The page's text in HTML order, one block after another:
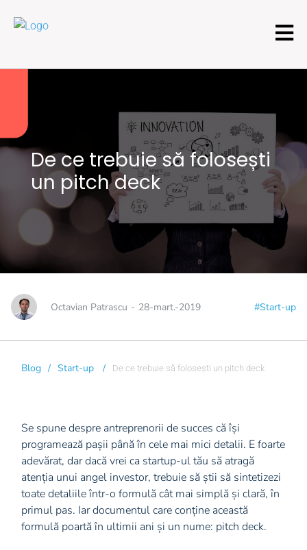
De ce trebuie să folosești
un pitch deck
Octavian Patrascu - 28-mart.-2019 #Start-up
Blog / Start-up / De ce trebuie să folosești un pitch deck
Se spune despre antreprenorii de succes că își
programează pașii până în cele mai mici detalii. E foarte
adevărat, dar dacă vrei ca startup-ul tău să atragă
atenția unui angel investor, trebuie să știi să sintetizezi
toate detaliile într-o formulă cât mai simplă și clară, în
primul pas. Iar documentul care conține această
formulă poartă în ultimii ani și un nume: pitch deck.